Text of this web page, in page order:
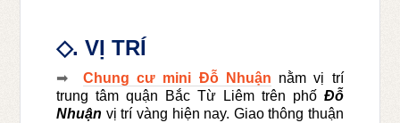
◇. VỊ TRÍ
➡ Chung cư mini Đỗ Nhuận nằm vị trí
trung tâm quận Bắc Từ Liêm trên phố Đỗ
Nhuận vị trí vàng hiện nay. Giao thông thuận